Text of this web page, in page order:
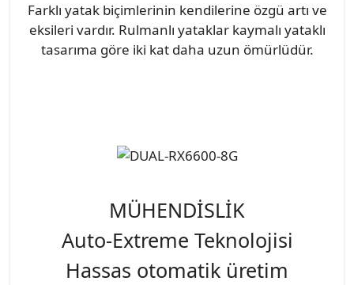
Farklı yatak biçimlerinin kendilerine özgü artı ve
eksileri vardır. Rulmanlı yataklar kaymalı yataklı
tasarıma göre iki kat daha uzun ömürlüdür.
MÜHENDİSLİK
Auto-Extreme Teknolojisi
Hassas otomatik üretim